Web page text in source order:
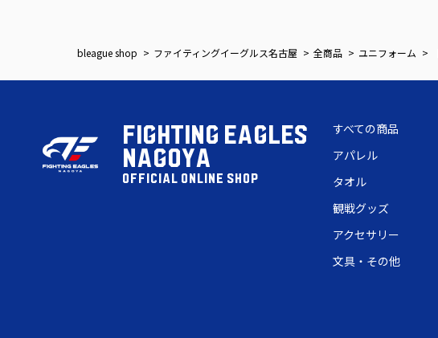
bleague shop ファイティングイーグルス名古屋 全商品 ユニフォーム
FIGHTING EAGLES
NAGOYA
OFFICIAL ONLINE SHOP
すべての商品
アパレル
タオル
観戦グッズ
アクセサリー
文具・その他